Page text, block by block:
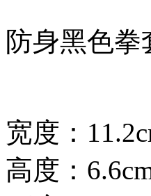
防身黑色拳
宽度：
高度：